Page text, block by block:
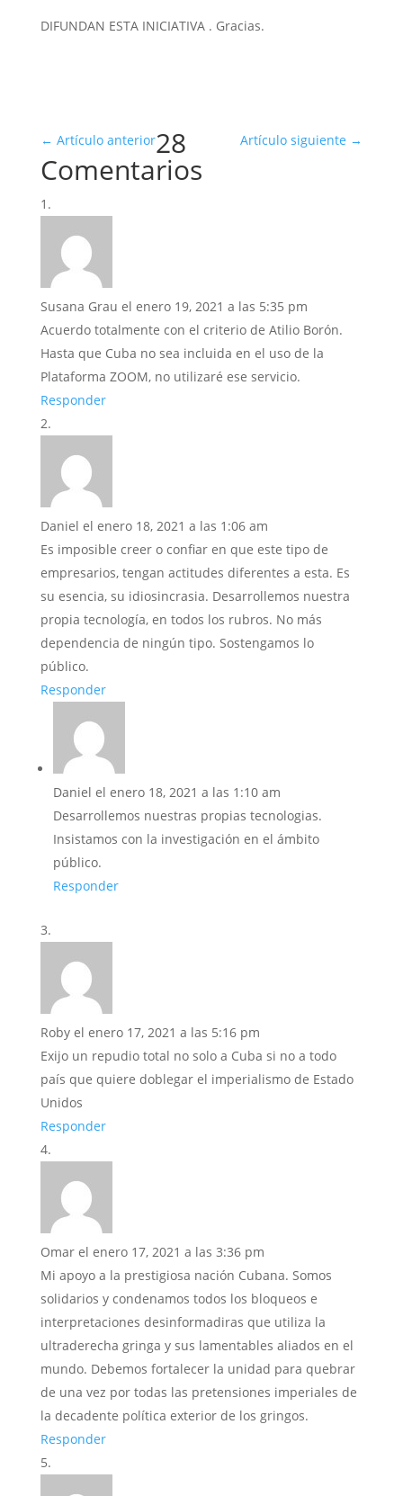
DIFUNDAN ESTA INICIATIVA . Gracias.
← Artículo anterior Artículo siguiente →
28
Comentarios
Susana Grau el enero 19, 2021 a las 5:35 pm
Acuerdo totalmente con el criterio de Atilio Borón.
Hasta que Cuba no sea incluida en el uso de la
Plataforma ZOOM, no utilizaré ese servicio.
Responder
Daniel el enero 18, 2021 a las 1:06 am
Es imposible creer o confiar en que este tipo de
empresarios, tengan actitudes diferentes a esta. Es
su esencia, su idiosincrasia. Desarrollemos nuestra
propia tecnología, en todos los rubros. No más
dependencia de ningún tipo. Sostengamos lo
público.
Responder
Daniel el enero 18, 2021 a las 1:10 am
Desarrollemos nuestras propias tecnologias.
Insistamos con la investigación en el ámbito
público.
Responder
Roby el enero 17, 2021 a las 5:16 pm
Exijo un repudio total no solo a Cuba si no a todo
país que quiere doblegar el imperialismo de Estado
Unidos
Responder
Omar el enero 17, 2021 a las 3:36 pm
Mi apoyo a la prestigiosa nación Cubana. Somos
solidarios y condenamos todos los bloqueos e
interpretaciones desinformadiras que utiliza la
ultraderecha gringa y sus lamentables aliados en el
mundo. Debemos fortalecer la unidad para quebrar
de una vez por todas las pretensiones imperiales de
la decadente política exterior de los gringos.
Responder